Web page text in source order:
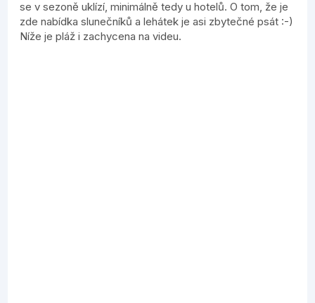
se v sezoně uklízí, minimálně tedy u hotelů. O tom, že je
zde nabídka slunečníků a lehátek je asi zbytečné psát :-)
Níže je pláž i zachycena na videu.